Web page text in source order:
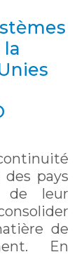
pays
de leur
de
En